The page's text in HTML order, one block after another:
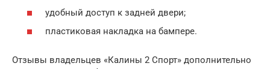
удобный доступ к задней двери;
пластиковая накладка на бампере.
Отзывы владельцев «Калины 2 Спорт» дополнительно